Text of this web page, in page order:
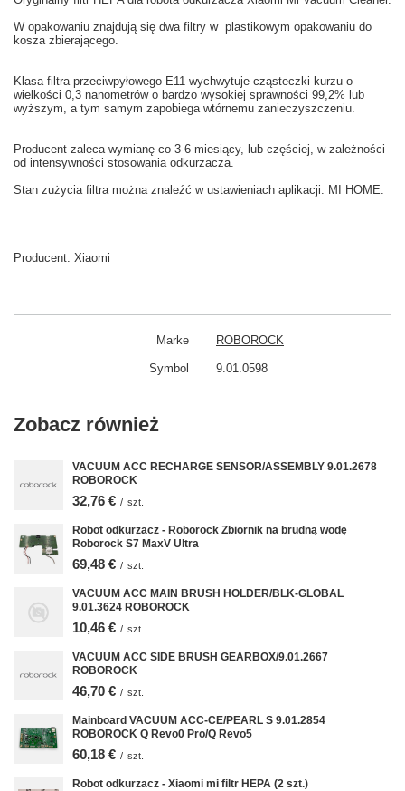
W opakowaniu znajdują się dwa filtry w plastikowym opakowaniu do
kosza zbierającego.
Klasa filtra przeciwpyłowego E11 wychwytuje cząsteczki kurzu o
wielkości 0,3 nanometrów o bardzo wysokiej sprawności 99,2% lub
wyższym, a tym samym zapobiega wtórnemu zanieczyszczeniu.
Producent zaleca wymianę co 3-6 miesiący, lub częściej, w zależności
od intensywności stosowania odkurzacza.
Stan zużycia filtra można znaleźć w ustawieniach aplikacji: MI HOME.
Producent: Xiaomi
Marke ROBOROCK
Symbol 9.01.0598
Zobacz również
VACUUM ACC RECHARGE SENSOR/ASSEMBLY 9.01.2678
ROBOROCK
32,76 € / szt.
Robot odkurzacz - Roborock Zbiornik na brudną wodę
Roborock S7 MaxV Ultra
69,48 € / szt.
VACUUM ACC MAIN BRUSH HOLDER/BLK-GLOBAL
9.01.3624 ROBOROCK
10,46 € / szt.
VACUUM ACC SIDE BRUSH GEARBOX/9.01.2667
ROBOROCK
46,70 € / szt.
Mainboard VACUUM ACC-CE/PEARL S 9.01.2854
ROBOROCK Q Revo0 Pro/Q Revo5
60,18 € / szt.
Robot odkurzacz - Xiaomi mi filtr HEPA (2 szt.)